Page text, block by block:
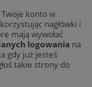
konto w
nagłówki i
mają wywołać
logowania na
gdy już jesteś
takie strony do